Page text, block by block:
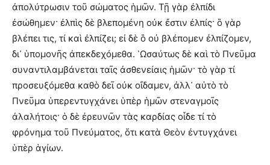
ἀπολύτρωσιν τοῦ σώματος ἡμῶν. Τῇ γὰρ ἐλπίδι
ἐσώθημεν· ἐλπὶς δὲ βλεπομένη οὐκ ἔστιν ἐλπίς· ὃ γὰρ
βλέπει τις, τί καὶ ἐλπίζει; εἰ δὲ ὃ οὐ βλέπομεν ἐλπίζομεν,
δι᾿ ὑπομονῆς ἀπεκδεχόμεθα. ῾Ωσαύτως δὲ καὶ τὸ Πνεῦμα
συναντιλαμβάνεται ταῖς ἀσθενείαις ἡμῶν· τὸ γὰρ τί
προσευξόμεθα καθὸ δεῖ οὐκ οἴδαμεν, ἀλλ᾿ αὐτὸ τὸ
Πνεῦμα ὑπερεντυγχάνει ὑπὲρ ἡμῶν στεναγμοῖς
ἀλαλήτοις· ὁ δὲ ἐρευνῶν τὰς καρδίας οἶδε τί τὸ
φρόνημα τοῦ Πνεύματος, ὅτι κατὰ Θεὸν ἐντυγχάνει
ὑπὲρ ἁγίων.